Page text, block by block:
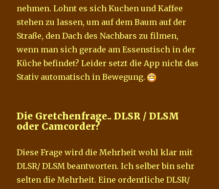
nehmen. Lohnt es sich Kuchen und Kaffee
stehen zu lassen, um auf dem Baum auf der
Straße, den Dach des Nachbars zu filmen,
wenn man sich gerade am Essenstisch in der
Küche befindet? Leider setzt die App nicht das
Stativ automatisch in Bewegung.
Die Gretchenfrage.. DLSR / DLSM
oder Camcorder?
Diese Frage wird die Mehrheit wohl klar mit
DLSR/ DLSM beantworten. Ich selber bin sehr
selten die Mehrheit. Eine ordentliche DLSR/